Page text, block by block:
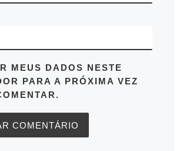
MEUS DADOS NESTE
PARA A PRÓXIMA VEZ